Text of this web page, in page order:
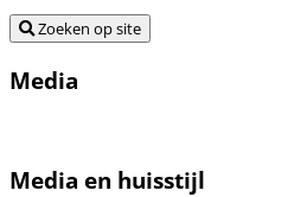
Zoeken op site
Media
Media en huisstijl